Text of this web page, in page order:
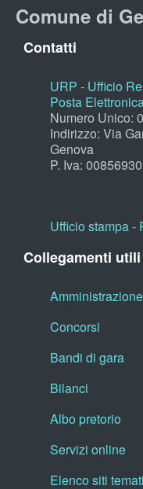
Comune di
Contatti
URP - Ufficio
Posta
Numero Unico:
Indirizzo: Via
Genova
P. Iva:
Ufficio stampa -
Collegamenti utili
Concorsi
Bandi di gara
Bilanci
Albo pretorio
Servizi online
Elenco siti